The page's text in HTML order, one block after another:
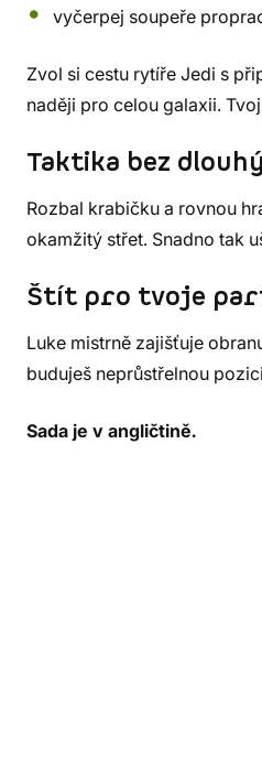
vyčerpej soupeře
Zvol si cestu rytíře Jedi s
naději pro celou galaxii.
Taktika bez
Rozbal krabičku a rovnou
okamžitý střet. Snadno tak
Štít pro tvoje
Luke mistrně zajišťuje
buduješ neprůstřelnou
Sada je v angličtině.